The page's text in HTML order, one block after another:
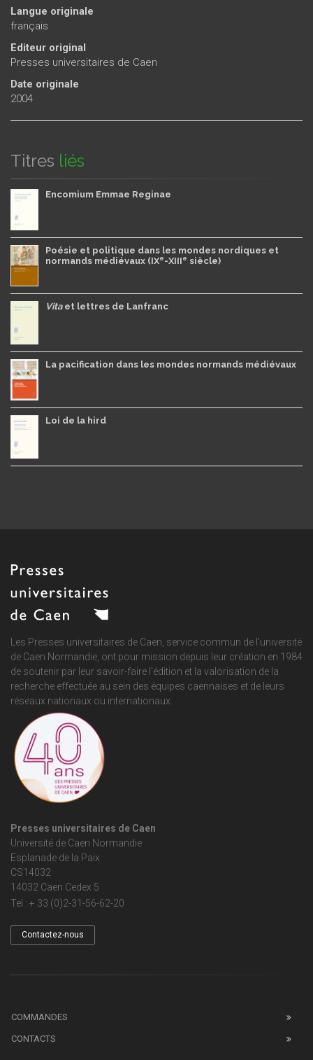
Langue originale
français
Editeur original
Presses universitaires de Caen
Date originale
2004
Titres liés
Encomium Emmae Reginae
Poésie et politique dans les mondes nordiques et
normands médiévaux (IXe-XIIIe siècle)
Vitaet lettres de Lanfranc
La pacification dans les mondes normands médiévaux
Loi de la hird
Les Presses universitaires de Caen, service commun de l'université
de Caen Normandie , ont pour mission depuis leur création en 1984
de soutenir par leur savoir-faire l'édition et la valorisation de la
recherche effectuée au sein des équipes caennaises et de leurs
réseaux nationaux ou internationaux.
Presses universitaires de Caen
Université de Caen Normandie
Esplanade de la Paix
CS14032
14032 Caen Cedex 5
Tel : + 33 (0)2-31-56-62-20
Contactez-nous
COMMANDES
CONTACTS